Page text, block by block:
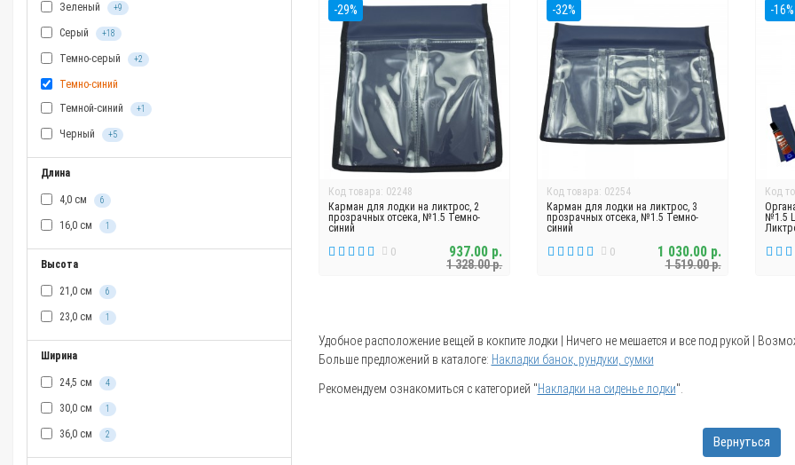
Зеленый +9
Серый +18
Темно-серый +2
Темно-синий
Темной-синий
+1
Черный +5
Длина
4,0 см 6
16,0 см 1
Высота
21,0 см 6
23,0 см 1
Ширина
24,5 см 4
30,0 см 1
36,0 см 2
-29%
Код товара: 02248
Карман для лодки на ликтрос, 2
прозрачных отсека, №1.5 Темно-
синий
0
1 328.00 р.
937.00 р.
-32%
Код товара: 02254
Карман для лодки на ликтрос, 3
прозрачных отсека, №1.5 Темно-
синий
0
1 519.00 р.
1 030.00 р.
-16%
Код
№1.5
Удобное расположение вещей в кокпите лодки | Ничего не мешается и все под рукой |
Больше предложений в каталоге: Накладки банок, рундуки, сумки
Рекомендуем ознакомиться с категорией "Накладки на сиденье лодки".
Вернуться